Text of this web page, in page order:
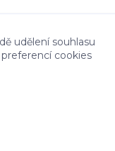
udělení souhlasu
cookies